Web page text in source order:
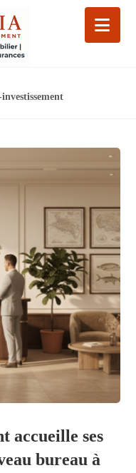
investissement
accueille ses
bureau à